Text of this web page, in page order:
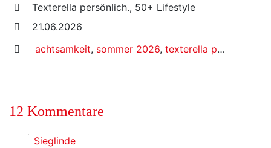
Texterella persönlich., 50+ Lifestyle
21.06.2026
achtsamkeit, sommer 2026, texterella persönlich
12 Kommentare
Sieglinde